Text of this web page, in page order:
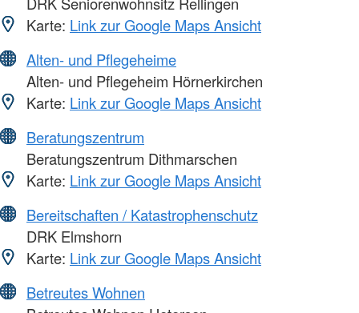
Karte: Link zur Google Maps Ansicht
Alten- und Pflegeheime
Alten- und Pflegeheim Hörnerkirchen
Karte: Link zur Google Maps Ansicht
Beratungszentrum
Beratungszentrum Dithmarschen
Karte: Link zur Google Maps Ansicht
Bereitschaften / Katastrophenschutz
DRK Elmshorn
Karte: Link zur Google Maps Ansicht
Betreutes Wohnen